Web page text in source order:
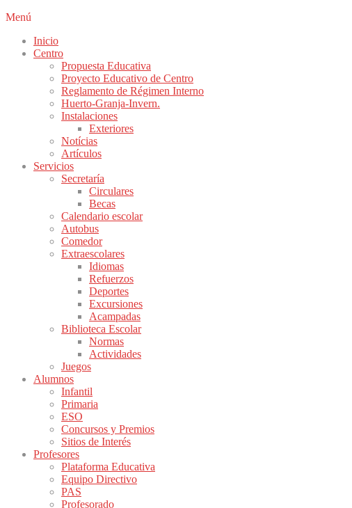
Menú
Inicio
Centro
Propuesta Educativa
Proyecto Educativo de Centro
Reglamento de Régimen Interno
Huerto-Granja-Invern.
Instalaciones
Exteriores
Notícias
Artículos
Servicios
Secretaría
Circulares
Becas
Calendario escolar
Autobus
Comedor
Extraescolares
Idiomas
Refuerzos
Deportes
Excursiones
Acampadas
Biblioteca Escolar
Normas
Actividades
Juegos
Alumnos
Infantil
Primaria
ESO
Concursos y Premios
Sitios de Interés
Profesores
Plataforma Educativa
Equipo Directivo
PAS
Profesorado